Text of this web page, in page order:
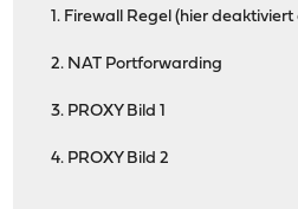
1. Firewall Regel (hier
2. NAT Portforwarding
3. PROXY Bild 1
4. PROXY Bild 2